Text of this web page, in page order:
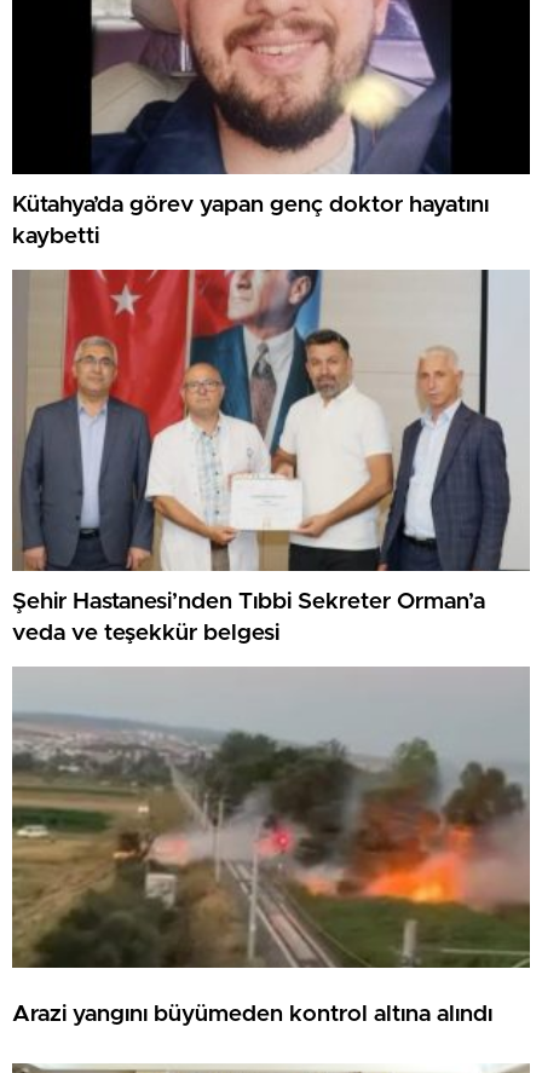
Kütahya’da görev yapan genç doktor hayatını
kaybetti
Şehir Hastanesi’nden Tıbbi Sekreter Orman’a
veda ve teşekkür belgesi
Arazi yangını büyümeden kontrol altına alındı